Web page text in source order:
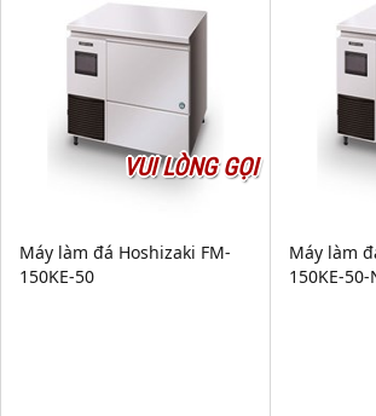
VUI LÒNG GỌI
Máy làm đá Hoshizaki FM-
150KE-50
Máy làm
150KE-50-